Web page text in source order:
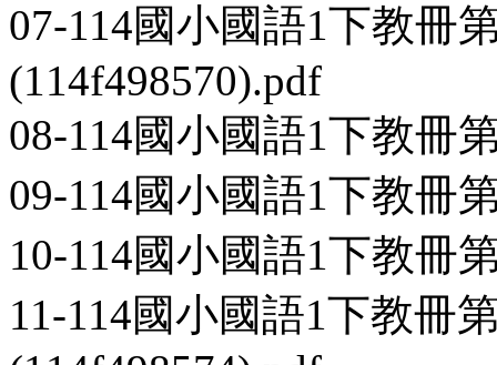
07-114國小國語1下教冊
(114f498570).pdf
08-114國小國語1下教冊
09-114國小國語1下教冊
10-114國小國語1下教冊
11-114國小國語1下教冊